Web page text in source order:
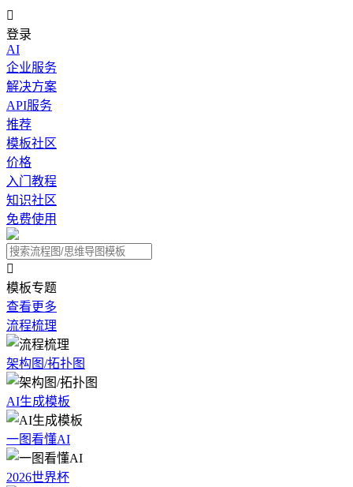

登录
AI
企业服务
解决方案
API服务
推荐
模板社区
价格
入门教程
知识社区
免费使用

模板专题
查看更多
流程梳理
架构图/拓扑图
AI生成模板
一图看懂AI
2026世界杯